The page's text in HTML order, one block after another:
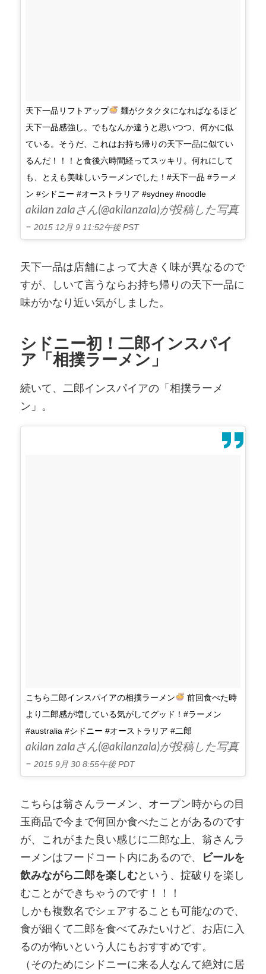
天下一品リフトアップ
麺がクタクタになればなるほど
天下一品感強し。でもなんか違うと思いつつ、何かに似
ている。そうだ、これはお持ち帰りの天下一品に似てい
るんだ！！！と食後六時間経ってスッキリ。何れにして
も、とえも美味しいラーメンでした！#天下一品 #ラーメ
ン #シドニー #オーストラリア #sydney #noodle
akilan zalaさん(@akilanzala)が投稿した写真
– 2015 12月 9 11:52午後 PST
天下一品は店舗によって大きく味が異なるので
すが、しいて言うならお持ち帰りの天下一品に
味がかなり近い気がしました。
シドニー初！二郎インスパイ
ア「相撲ラーメン」
続いて、二郎インスパイアの「相撲ラーメ
ン」。
こちら二郎インスパイアの相撲ラーメン
前回食べた時
より二郎感が増している気がしてグッド！#ラーメン
#australia #シドニー #オーストラリア #二郎
akilan zalaさん(@akilanzala)が投稿した写真
– 2015 9月 30 8:55午後 PDT
こちらは翁さんラーメン、オープン時からの目
玉商品で今まで何回か食べたことがあるのです
が、これがまた良い感じに二郎な上、翁さんラ
ーメンはフードコート内にあるので、
ビールを
飲みながら二郎を楽しむという、掟破りを楽し
むことができちゃうのです！！！
しかも複数名でシェアすることも可能なので、
食が細くて二郎を食べてみたいけど、お店に入
るのが怖いという人にもおすすめです。
（そのためにシドニーに来る人なんて絶対に居